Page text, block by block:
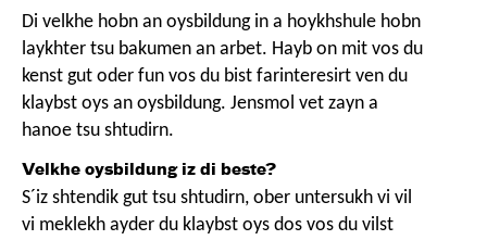
Di velkhe hobn an oysbildung in a hoykhshule hobn
laykhter tsu bakumen an arbet. Hayb on mit vos du
kenst gut oder fun vos du bist farinteresirt ven du
klaybst oys an oysbildung. Jensmol vet zayn a
hanoe tsu shtudirn.
Velkhe oysbildung iz di beste?
S´iz shtendik gut tsu shtudirn, ober untersukh vi vil
vi meklekh ayder du klaybst oys dos vos du vilst